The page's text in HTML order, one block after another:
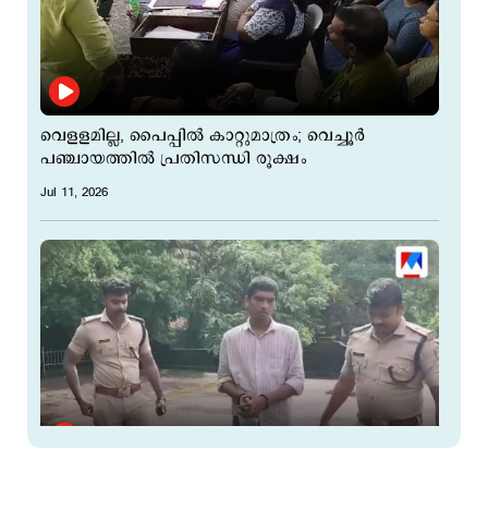
വെളളമില്ല, പൈപ്പില്‍ കാറ്റുമാത്രം; വെച്ചൂർ
പഞ്ചായത്തിൽ പ്രതിസന്ധി രൂക്ഷം
Jul 11, 2026